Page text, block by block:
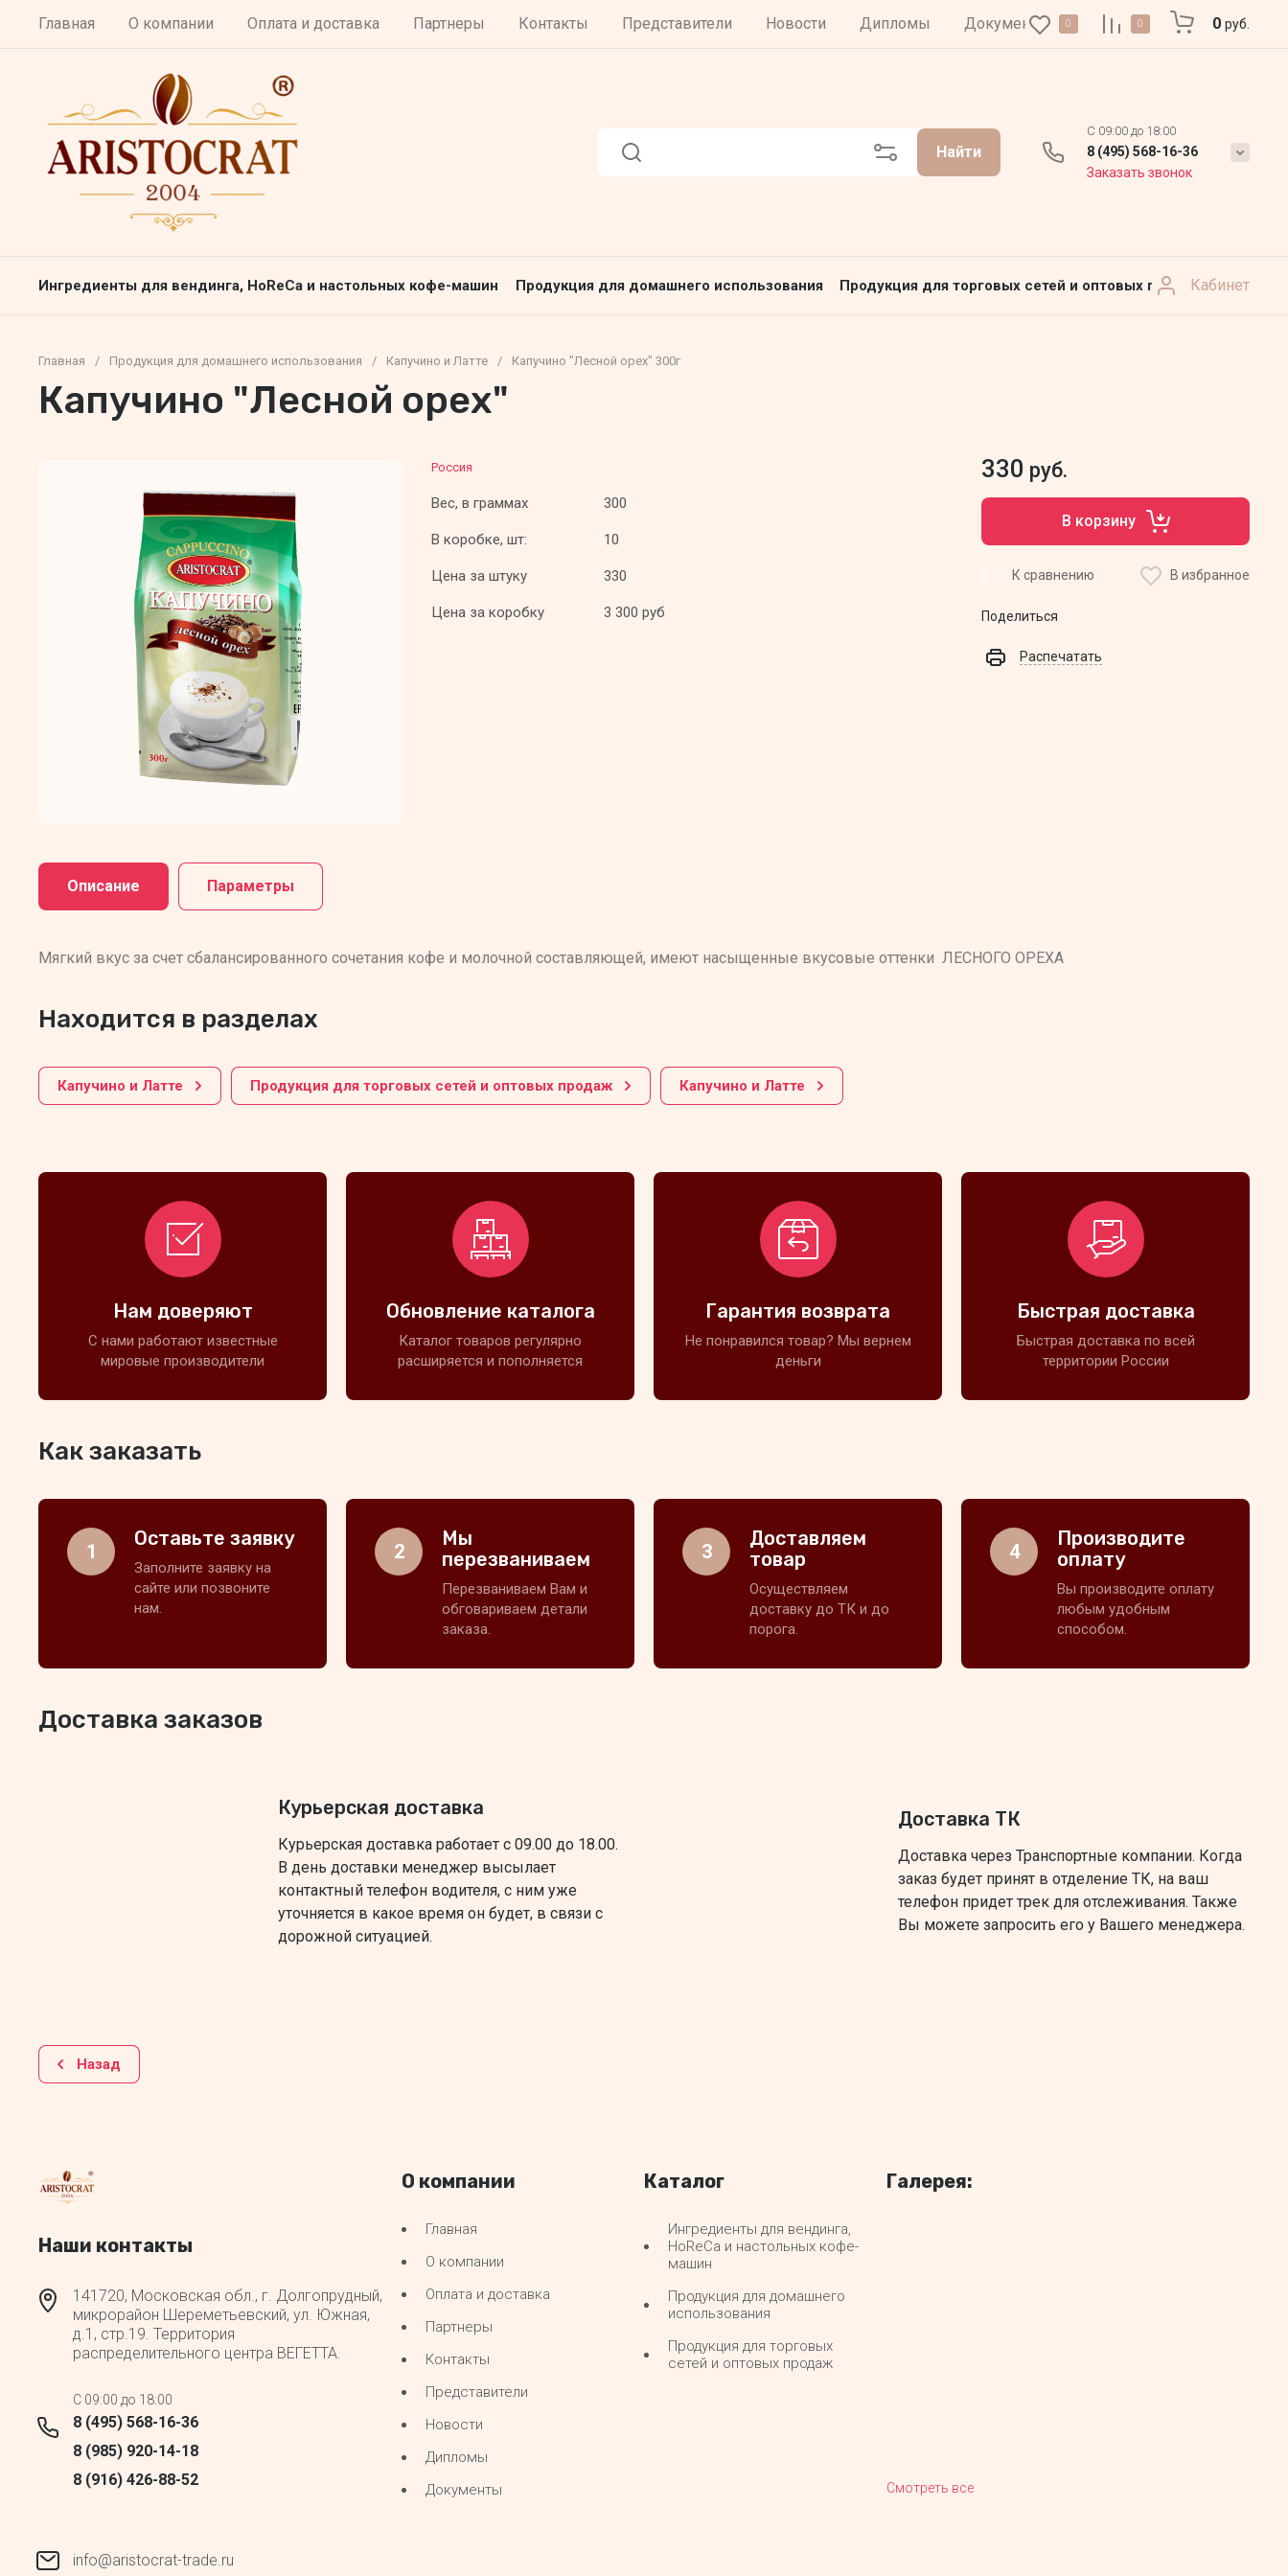
Главная О компании Оплата и доставка Партнеры Контакты Представители Новости Дипломы Документы 0 0 0 руб.
Найти
C 09:00 до 18:00
8 (495) 568-16-36
Заказать звонок
Ингредиенты для вендинга, HoReCa и настольных кофе-машин Продукция для домашнего использования Продукция для торговых сетей и оптовых продажКабинет
Главная / Продукция для домашнего использования / Капучино и Латте / Капучино "Лесной орех" 300г
Капучино "Лесной орех"
Россия
Вес, в граммах 300
В коробке, шт: 10
Цена за штуку 330
Цена за коробку 3 300 руб
330 руб.
В корзину
К сравнению В избранное
Поделиться
Распечатать
Описание Параметры
Мягкий вкус за счет сбалансированного сочетания кофе и молочной составляющей, имеют насыщенные вкусовые оттенки ЛЕСНОГО ОРЕХА
Находится в разделах
Капучино и Латте Продукция для торговых сетей и оптовых продаж Капучино и Латте
Нам доверяют
С нами работают известные
мировые производители
Обновление каталога
Каталог товаров регулярно
расширяется и пополняется
Гарантия возврата
Не понравился товар? Мы вернем
деньги
Быстрая доставка
Быстрая доставка по всей
территории России
Как заказать
1
Оставьте заявку
Заполните заявку на
сайте или позвоните
нам.
2
Мы
перезваниваем
Перезваниваем Вам и
обговариваем детали
заказа.
3
Доставляем
товар
Осуществляем
доставку до ТК и до
порога.
4
Производите
оплату
Вы производите оплату
любым удобным
способом.
Доставка заказов
Курьерская доставка
Курьерская доставка работает с 09.00 до 18.00.
В день доставки менеджер высылает
контактный телефон водителя, с ним уже
уточняется в какое время он будет, в связи с
дорожной ситуацией.
Доставка ТК
Доставка через Транспортные компании. Когда
заказ будет принят в отделение ТК, на ваш
телефон придет трек для отслеживания. Также
Вы можете запросить его у Вашего менеджера.
Назад
Наши контакты
141720, Московская обл., г. Долгопрудный,
микрорайон Шереметьевский, ул. Южная,
д.1, стр.19. Территория
распределительного центра ВЕГЕТТА.
C 09:00 до 18:00
8 (495) 568-16-36
8 (985) 920-14-18
8 (916) 426-88-52
info@aristocrat-trade.ru
О компании
Главная
О компании
Оплата и доставка
Партнеры
Контакты
Представители
Новости
Дипломы
Документы
Каталог
Ингредиенты для вендинга,
HoReCa и настольных кофе-
машин
Продукция для домашнего
использования
Продукция для торговых
сетей и оптовых продаж
Галерея:
Смотреть все